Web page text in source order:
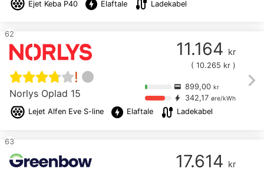
Ejet Keba P40 offline_bolt Elaftale cable Ladekabel
chevron_right
62
!
Norlys Oplad 15
Lejet Alfen Eve S-line offline_bolt Elaftale cable Ladekabel
11.164 kr
( 10.265 kr )
credit_card 899,00 kr
bolt 342,17 øre/kWh
63
17.614 kr